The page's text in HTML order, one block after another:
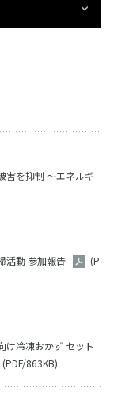
害を抑制 ～エネルギ
活動 参加報告
(P
け冷凍おかず セット
(PDF/863KB)